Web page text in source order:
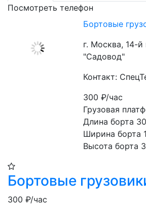
Посмотреть телефон
Бортовые
г. Москва, 14-
"Садовод"
Контакт:
300₽/час
Грузовая
Длина борта
Ширина борта
Высота борта
Бортовые
300 ₽/час